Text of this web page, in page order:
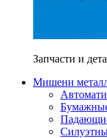
Запчасти и
Мишени